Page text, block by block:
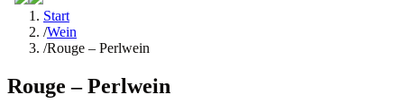
Start
/Wein
/Rouge – Perlwein
Rouge – Perlwein